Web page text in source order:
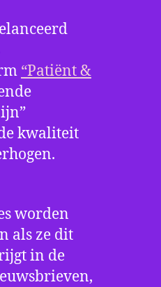
“Patiënt &
kwaliteit
worden
als ze dit
in de